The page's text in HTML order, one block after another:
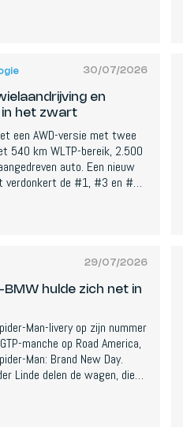
Ford boekte ook
30/07/2026
en
het zwart
een AWD-versie met twee
540 km WLTP-bereik, 2.500
auto. Een nieuw
verdonkert de #1, #3 en #5
30 juli, en smart maakte
29/07/2026
hulde zich net in
Man-livery op zijn nummer
manche op Road America,
Man: Brand New Day.
Linde delen de wagen, die
te gaan.